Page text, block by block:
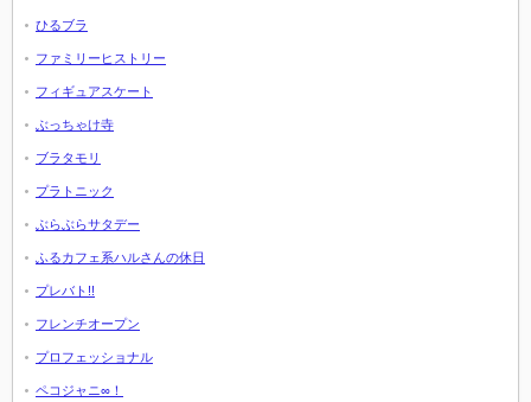
ひるブラ
ファミリーヒストリー
フィギュアスケート
ぶっちゃけ寺
ブラタモリ
プラトニック
ぶらぶらサタデー
ふるカフェ系ハルさんの休日
プレバト!!
フレンチオープン
プロフェッショナル
ペコジャニ∞！